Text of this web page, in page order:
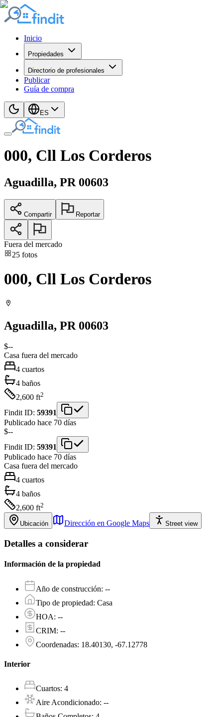
Inicio
Propiedades
Directorio de profesionales
Publicar
Guía de compra
ES
000, Cll Los Corderos
Aguadilla, PR 00603
Compartir Reportar
Fuera del mercado
25 fotos
000, Cll Los Corderos
Aguadilla, PR 00603
$--
Casa fuera del mercado
4 cuartos
4 baños
2,600 ft2
Findit ID: 59391
Publicado hace 70 días
$--
Findit ID: 59391
Publicado hace 70 días
Casa fuera del mercado
4 cuartos
4 baños
2,600 ft2
Ubicación Dirección en Google Maps Street view
Detalles a considerar
Información de la propiedad
Año de construcción: --
Tipo de propiedad: Casa
HOA: --
CRIM: --
Coordenadas: 18.40130, -67.12778
Interior
Cuartos: 4
Aire Acondicionado: --